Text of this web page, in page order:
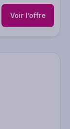
Voir l’offre